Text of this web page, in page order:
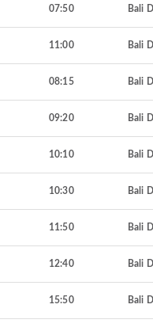
07:50 Bali
11:00 Bali
08:15 Bali
09:20 Bali
10:10 Bali
10:30 Bali
11:50 Bali
12:40 Bali
15:50 Bali